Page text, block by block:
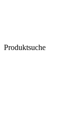
Produktsuche